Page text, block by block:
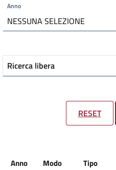
Anno
NESSUNA SELEZIONE
Ricerca libera
RESET
Anno Modo Tipo